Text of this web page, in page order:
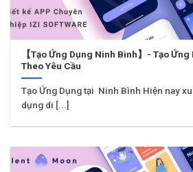
【Tạo Ứng Dụng Ninh Bình】- Tạo
Theo Yêu Cầu
Tạo Ứng Dụng tại Ninh Bình Hiện nay
dụng di [...]